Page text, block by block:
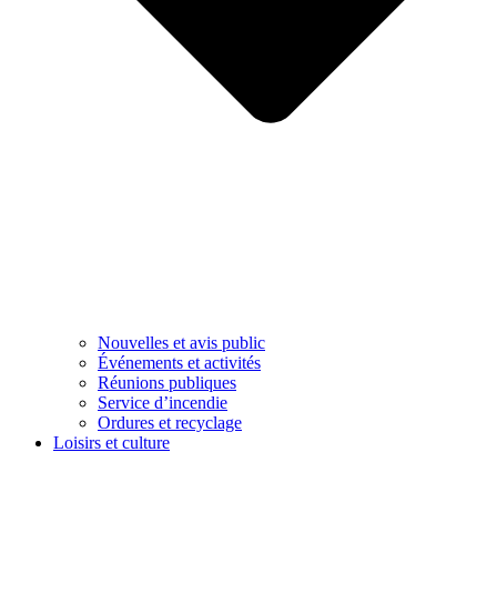
Nouvelles et avis public
Événements et activités
Réunions publiques
Service d’incendie
Ordures et recyclage
Loisirs et culture